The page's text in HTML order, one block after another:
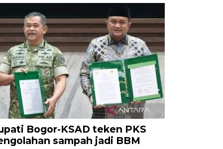
Bogor-KSAD teken PKS
sampah jadi BBM